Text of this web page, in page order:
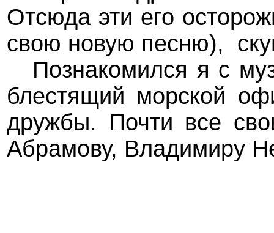
Отсюда эти его
свою новую песню),
Познакомился я с
блестящий морской
дружбы. Почти все
Абрамову, Владимиру